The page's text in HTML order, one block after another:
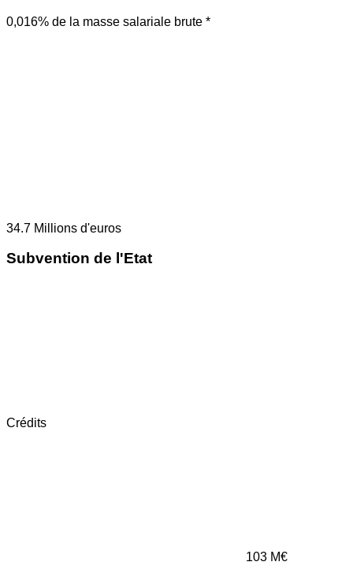
0,016% de la masse salariale brute *
34.7 Millions d'euros
Subvention de l'Etat
Crédits
103 M€